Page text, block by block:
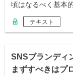
頃はなるべく基本
テキスト
SNSブランディ
まずすべきはプ